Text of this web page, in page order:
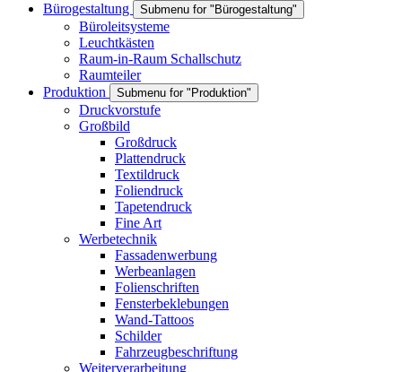
Bürogestaltung
Submenu for "Bürogestaltung"
Büroleitsysteme
Leuchtkästen
Raum-in-Raum Schallschutz
Raumteiler
Produktion
Submenu for "Produktion"
Druckvorstufe
Großbild
Großdruck
Plattendruck
Textildruck
Foliendruck
Tapetendruck
Fine Art
Werbetechnik
Fassadenwerbung
Werbeanlagen
Folienschriften
Fensterbeklebungen
Wand-Tattoos
Schilder
Fahrzeugbeschriftung
Weiterverarbeitung